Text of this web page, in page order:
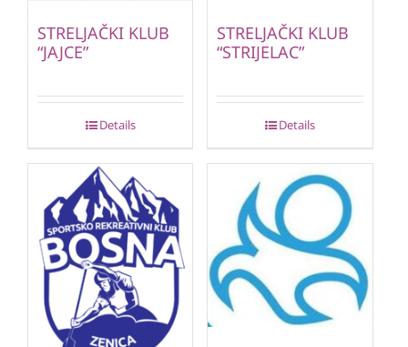
STRELJAČKI KLUB
“JAJCE”
Details
STRELJAČKI KLUB
“STRIJELAC”
Details